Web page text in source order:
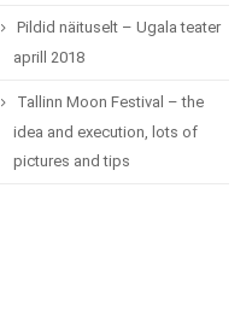
Pildid näituselt – Ugala teater
aprill 2018
Tallinn Moon Festival – the
idea and execution, lots of
pictures and tips